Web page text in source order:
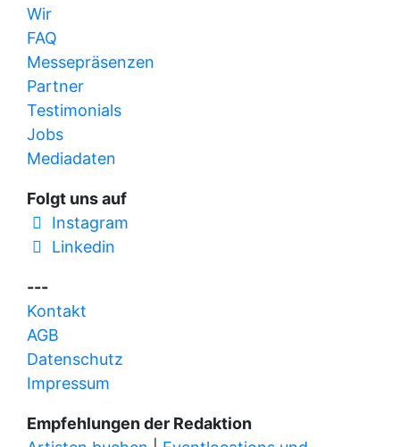
Wir
FAQ
Messepräsenzen
Partner
Testimonials
Jobs
Mediadaten
Folgt uns auf
Instagram
Linkedin
---
Kontakt
AGB
Datenschutz
Impressum
Empfehlungen der Redaktion